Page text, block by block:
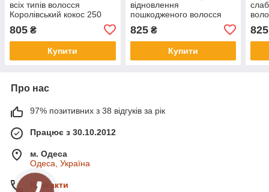
всіх типів волосся
Королівський кокос 250
805 ₴
Купити
відновлення
пошкодженого волосся
Неролі та жасмин 150 мл,
SPA Ceylon
825₴
Купити
825
Про нас
97% позитивних з 38 відгуків за рік
Працює з 30.10.2012
м. Одеса
Одеса, Україна
Контакти